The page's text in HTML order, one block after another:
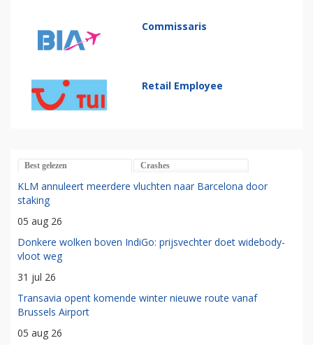
Commissaris
Retail Employee
Best gelezen Crashes
KLM annuleert meerdere vluchten naar Barcelona door
staking
05 aug 26
Donkere wolken boven IndiGo: prijsvechter doet widebody-
vloot weg
31 jul 26
Transavia opent komende winter nieuwe route vanaf
Brussels Airport
05 aug 26